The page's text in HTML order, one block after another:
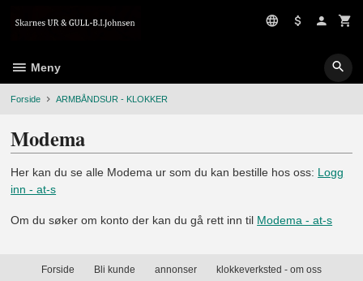
Meny
Forside ARMBÅNDSUR - KLOKKER
Modema
Her kan du se alle Modema ur som du kan bestille hos oss: Logg
inn - at-s
Om du søker om konto der kan du gå rett inn til Modema - at-s
Forside Bli kunde annonser klokkeverksted - om oss